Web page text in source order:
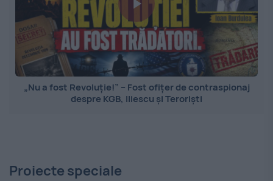
„Nu a fost Revoluție!” – Fost ofițer de contraspionaj
despre KGB, Iliescu și Teroriști
Proiecte speciale